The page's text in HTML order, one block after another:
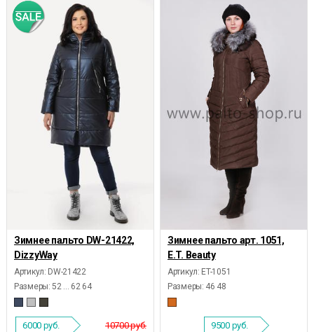
Зимнее пальто DW-21422,
DizzyWay
Артикул: DW-21422
Размеры: 52 ... 62 64
10700 руб.
6000 руб.
Зимнее пальто арт. 1051,
E.T. Beauty
Артикул: ET-1051
Размеры: 46 48
9500 руб.